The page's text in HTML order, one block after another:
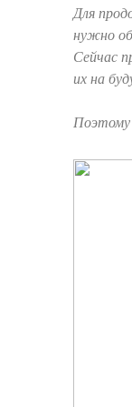
Для
нужно
Сейчас
их на
Поэтому